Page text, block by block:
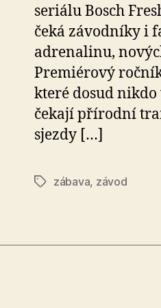
seriálu Bosch
čeká závodníky i
adrenalinu,
Premiérový
které dosud
čekají přírodní
sjezdy […]
Štítkyzábava, závod